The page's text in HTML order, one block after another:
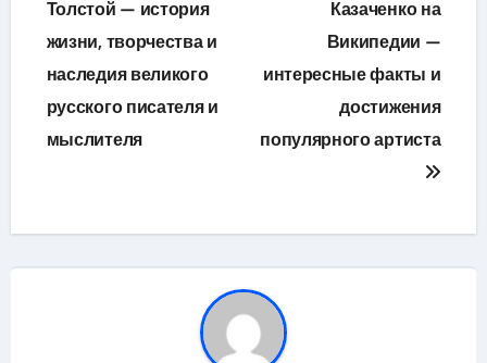
по
записям
Толстой — история
жизни, творчества и
наследия великого
русского писателя и
мыслителя
Казаченко на
Википедии —
интересные факты и
достижения
популярного артиста